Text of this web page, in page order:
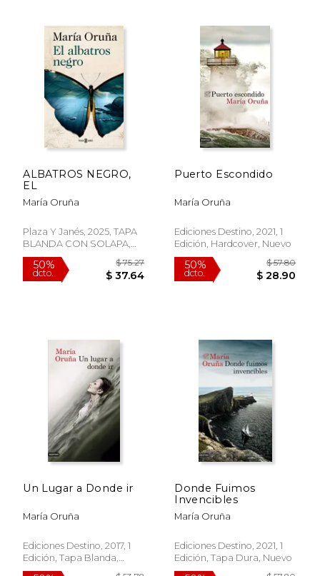
$ 27.89
ALBATROS NEGRO,
EL
María Oruña
Plaza Y Janés, 2025, TAPA
BLANDA CON SOLAPA,
Nuevo
Puerto Escondido
María Oruña
Ediciones Destino, 2021, 1
Edición, Hardcover, Nuevo
Un Lugar a Donde ir
María Oruña
Ediciones Destino, 2017, 1
Edición, Tapa Blanda,
Nuevo
Donde Fuimos
Invencibles
María Oruña
Ediciones Destino, 2021, 1
Edición, Tapa Dura, Nuevo